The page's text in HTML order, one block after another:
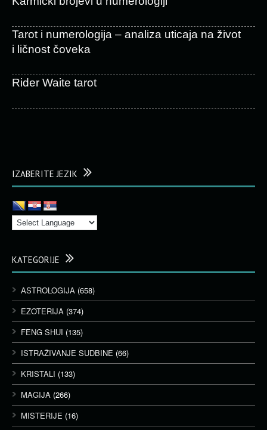
Tarot i numerologija – analiza uticaja na život
i ličnost čoveka
Rider Waite tarot
IZABERITE JEZIK
KATEGORIJE
ASTROLOGIJA (658)
EZOTERIJA (374)
FENG SHUI (135)
ISTRAŽIVANJE SUDBINE (66)
KRISTALI (133)
MAGIJA (266)
MISTERIJE (16)